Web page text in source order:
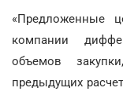
«Предложенные
компании
объемов
предыдущих